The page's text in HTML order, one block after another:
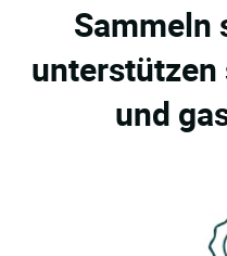
Sammeln
und